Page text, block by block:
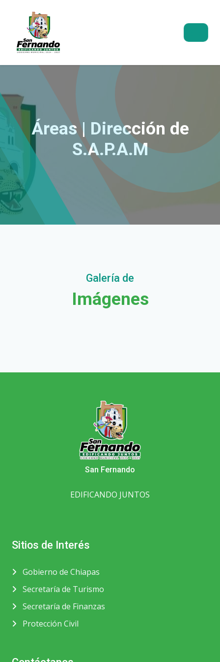
Áreas | Dirección de
S.A.P.A.M
Galería de
Imágenes
San Fernando
EDIFICANDO JUNTOS
Sitios de Interés
Gobierno de Chiapas
Secretaría de Turismo
Secretaría de Finanzas
Protección Civil